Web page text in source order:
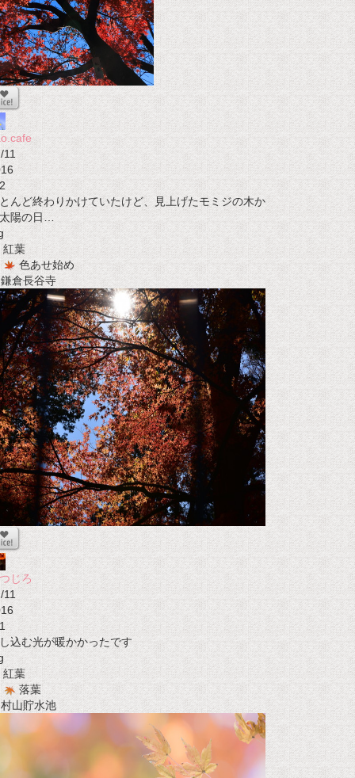
11
2
んど終わりかけていたけど、見上げたモミジの木か
陽の日…
紅葉
色あせ始め
倉長谷寺
じろ
11
1
込む光が暖かかったです
紅葉
落葉
山貯水池